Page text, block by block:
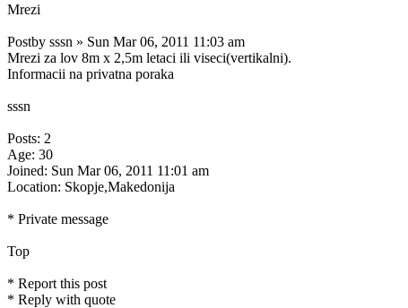
Mrezi
Postby sssn » Sun Mar 06, 2011 11:03 am
Mrezi za lov 8m x 2,5m letaci ili viseci(vertikalni).
Informacii na privatna poraka
sssn
Posts: 2
Age: 30
Joined: Sun Mar 06, 2011 11:01 am
Location: Skopje,Makedonija
* Private message
Top
* Report this post
* Reply with quote